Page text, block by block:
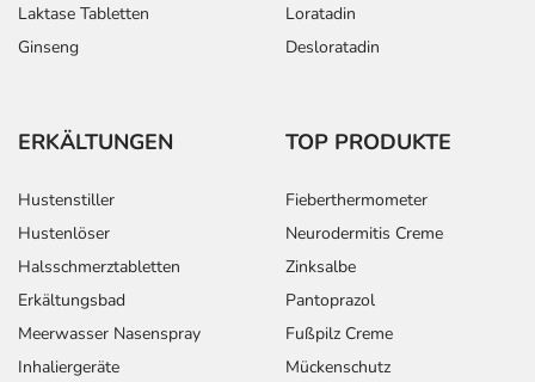
Laktase Tabletten
Ginseng
Loratadin
Desloratadin
ERKÄLTUNGEN
Hustenstiller
Hustenlöser
Halsschmerztabletten
Erkältungsbad
Meerwasser Nasenspray
Inhaliergeräte
TOP PRODUKTE
Fieberthermometer
Neurodermitis Creme
Zinksalbe
Pantoprazol
Fußpilz Creme
Mückenschutz